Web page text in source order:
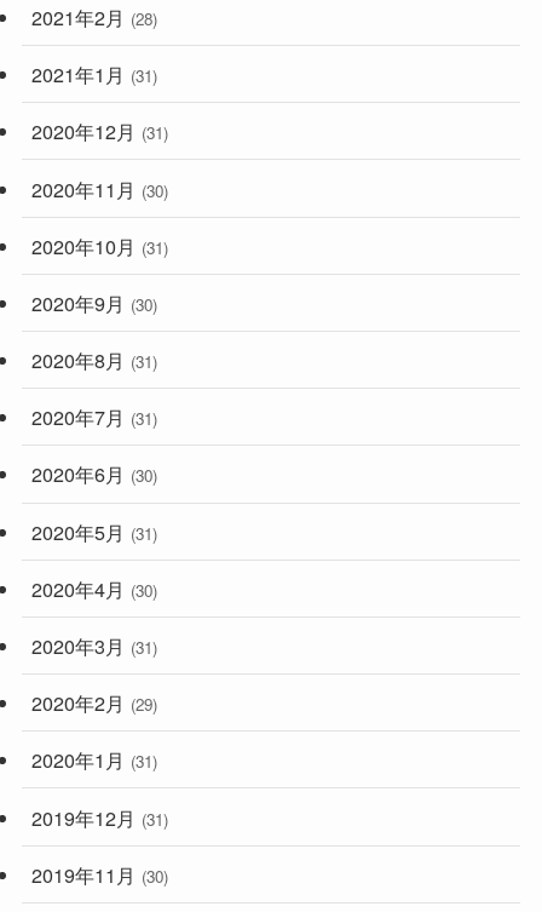
2021年2月 (28)
2021年1月 (31)
2020年12月 (31)
2020年11月 (30)
2020年10月 (31)
2020年9月 (30)
2020年8月 (31)
2020年7月 (31)
2020年6月 (30)
2020年5月 (31)
2020年4月 (30)
2020年3月 (31)
2020年2月 (29)
2020年1月 (31)
2019年12月 (31)
2019年11月 (30)